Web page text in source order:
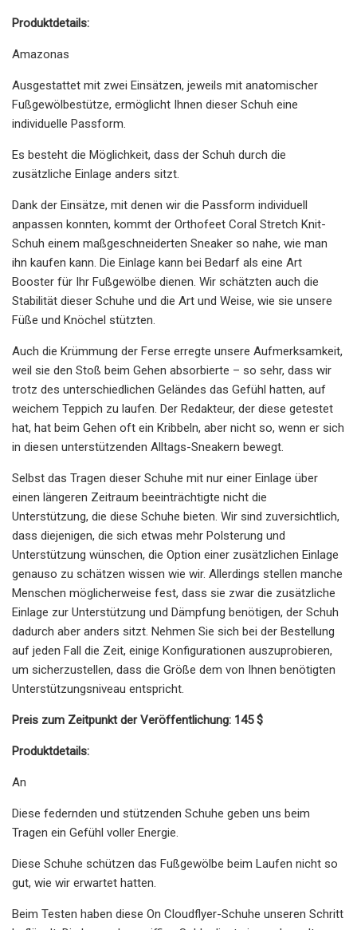
Produktdetails:
Amazonas
Ausgestattet mit zwei Einsätzen, jeweils mit anatomischer
Fußgewölbestütze, ermöglicht Ihnen dieser Schuh eine
individuelle Passform.
Es besteht die Möglichkeit, dass der Schuh durch die
zusätzliche Einlage anders sitzt.
Dank der Einsätze, mit denen wir die Passform individuell
anpassen konnten, kommt der Orthofeet Coral Stretch Knit-
Schuh einem maßgeschneiderten Sneaker so nahe, wie man
ihn kaufen kann. Die Einlage kann bei Bedarf als eine Art
Booster für Ihr Fußgewölbe dienen. Wir schätzten auch die
Stabilität dieser Schuhe und die Art und Weise, wie sie unsere
Füße und Knöchel stützten.
Auch die Krümmung der Ferse erregte unsere Aufmerksamkeit,
weil sie den Stoß beim Gehen absorbierte – so sehr, dass wir
trotz des unterschiedlichen Geländes das Gefühl hatten, auf
weichem Teppich zu laufen. Der Redakteur, der diese getestet
hat, hat beim Gehen oft ein Kribbeln, aber nicht so, wenn er sich
in diesen unterstützenden Alltags-Sneakern bewegt.
Selbst das Tragen dieser Schuhe mit nur einer Einlage über
einen längeren Zeitraum beeinträchtigte nicht die
Unterstützung, die diese Schuhe bieten. Wir sind zuversichtlich,
dass diejenigen, die sich etwas mehr Polsterung und
Unterstützung wünschen, die Option einer zusätzlichen Einlage
genauso zu schätzen wissen wie wir. Allerdings stellen manche
Menschen möglicherweise fest, dass sie zwar die zusätzliche
Einlage zur Unterstützung und Dämpfung benötigen, der Schuh
dadurch aber anders sitzt. Nehmen Sie sich bei der Bestellung
auf jeden Fall die Zeit, einige Konfigurationen auszuprobieren,
um sicherzustellen, dass die Größe dem von Ihnen benötigten
Unterstützungsniveau entspricht.
Preis zum Zeitpunkt der Veröffentlichung: 145 $
Produktdetails:
An
Diese federnden und stützenden Schuhe geben uns beim
Tragen ein Gefühl voller Energie.
Diese Schuhe schützen das Fußgewölbe beim Laufen nicht so
gut, wie wir erwartet hatten.
Beim Testen haben diese On Cloudflyer-Schuhe unseren Schritt